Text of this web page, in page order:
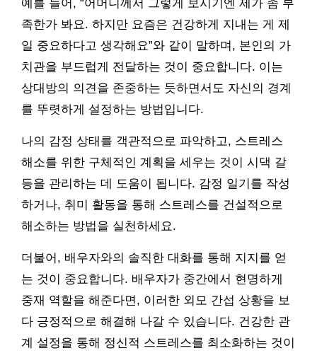
예를 들어, “어머니께서 그렇게 보시기엔 제가 좀 부
족한가 봐요. 하지만 요즘은 건강하게 지내는 게 제
일 중요하다고 생각해요”와 같이 말하며, 본인의 가
치관을 부드럽게 전달하는 것이 중요합니다. 이는
상대방의 의견을 존중하는 듯하면서도 자신의 경계
를 뚜렷하게 설정하는 방법입니다.
나의 감정 상태를 객관적으로 파악하고, 스트레스
해소를 위한 구체적인 계획을 세우는 것이 시댁 갈
등을 관리하는 데 도움이 됩니다. 감정 일기를 작성
하거나, 취미 활동을 통해 스트레스를 건설적으로
해소하는 방법을 실천하세요.
더불어, 배우자와의 솔직한 대화를 통해 지지를 얻
는 것이 중요합니다. 배우자가 중간에서 현명하게
중재 역할을 해준다면, 이러한 외모 간섭 상황을 보
다 긍정적으로 해결해 나갈 수 있습니다. 건강한 관
계 설정을 통해 정신적 스트레스를 최소화하는 것이